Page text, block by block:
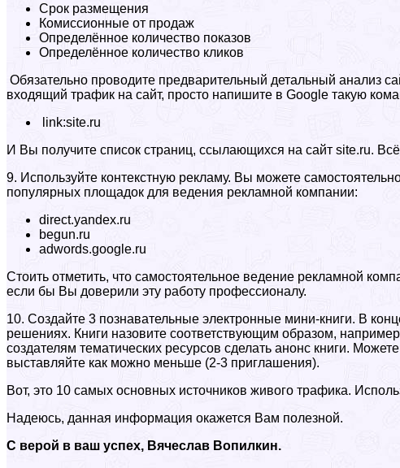
Срок размещения
Комиссионные от продаж
Определённое количество показов
Определённое количество кликов
Обязательно проводите предварительный детальный анализ
входящий трафик на сайт, просто напишите в Google такую
link:site.ru
И Вы получите список страниц, ссылающихся на сайт site.ru.
9. Используйте контекстную рекламу. Вы можете
популярных площадок для ведения рекламной компании:
direct.yandex.ru
begun.ru
adwords.google.ru
Стоить отметить, что самостоятельное ведение рекламной
если бы Вы доверили эту работу профессионалу.
10. Создайте 3 познавательные электронные мини-книги. В
решениях. Книги назовите соответствующим образом,
создателям тематических ресурсов сделать анонс книги.
выставляйте как можно меньше (2-3 приглашения).
Вот, это 10 самых основных источников живого трафика.
Надеюсь, данная информация окажется Вам полезной.
С верой в ваш успех, Вячеслав Вопилкин.